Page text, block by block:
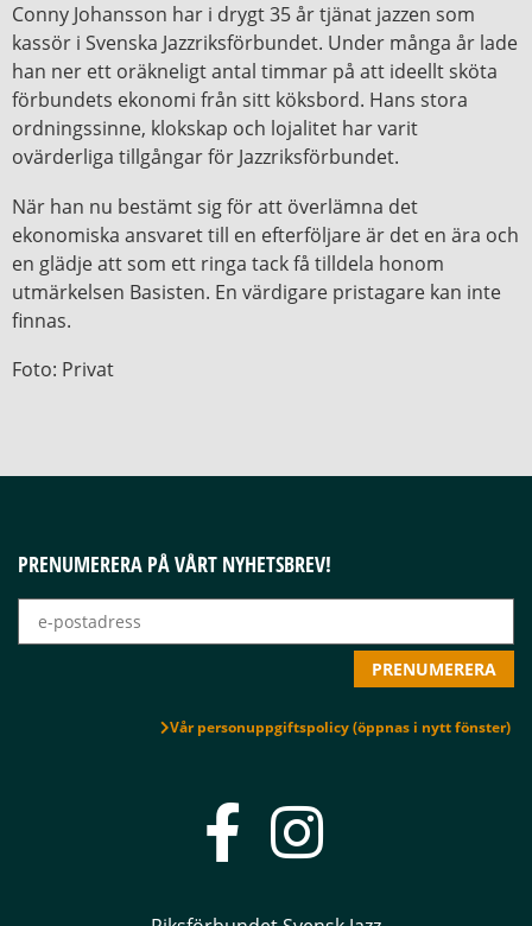
Conny Johansson har i drygt 35 år tjänat jazzen som
kassör i Svenska Jazzriksförbundet. Under många år lade
han ner ett oräkneligt antal timmar på att ideellt sköta
förbundets ekonomi från sitt köksbord. Hans stora
ordningssinne, klokskap och lojalitet har varit
ovärderliga tillgångar för Jazzriksförbundet.
När han nu bestämt sig för att överlämna det
ekonomiska ansvaret till en efterföljare är det en ära och
en glädje att som ett ringa tack få tilldela honom
utmärkelsen Basisten. En värdigare pristagare kan inte
finnas.
Foto: Privat
PRENUMERERA PÅ VÅRT NYHETSBREV!
Vår personuppgiftspolicy (öppnas i nytt fönster)